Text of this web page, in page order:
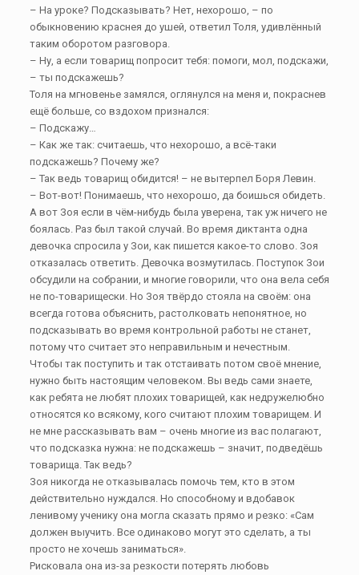
– На уроке? Подсказывать? Нет, нехорошо, – по
обыкновению краснея до ушей, ответил Толя, удивлённый
таким оборотом разговора.
– Ну, а если товарищ попросит тебя: помоги, мол, подскажи,
– ты подскажешь?
Толя на мгновенье замялся, оглянулся на меня и, покраснев
ещё больше, со вздохом признался:
– Подскажу…
– Как же так: считаешь, что нехорошо, а всё-таки
подскажешь? Почему же?
– Так ведь товарищ обидится! – не вытерпел Боря Левин.
– Вот-вот! Понимаешь, что нехорошо, да боишься обидеть.
А вот Зоя если в чём-нибудь была уверена, так уж ничего не
боялась. Раз был такой случай. Во время диктанта одна
девочка спросила у Зои, как пишется какое-то слово. Зоя
отказалась ответить. Девочка возмутилась. Поступок Зои
обсудили на собрании, и многие говорили, что она вела себя
не по-товарищески. Но Зоя твёрдо стояла на своём: она
всегда готова объяснить, растолковать непонятное, но
подсказывать во время контрольной работы не станет,
потому что считает это неправильным и нечестным.
Чтобы так поступить и так отстаивать потом своё мнение,
нужно быть настоящим человеком. Вы ведь сами знаете,
как ребята не любят плохих товарищей, как недружелюбно
относятся ко всякому, кого считают плохим товарищем. И
не мне рассказывать вам – очень многие из вас полагают,
что подсказка нужна: не подскажешь – значит, подведёшь
товарища. Так ведь?
Зоя никогда не отказывалась помочь тем, кто в этом
действительно нуждался. Но способному и вдобавок
ленивому ученику она могла сказать прямо и резко: «Сам
должен выучить. Все одинаково могут это сделать, а ты
просто не хочешь заниматься».
Рисковала она из-за резкости потерять любовь